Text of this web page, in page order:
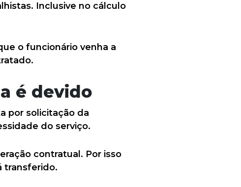
Inclusive no cálculo
o funcionário venha a
é devido
por solicitação da
do serviço.
contratual. Por isso
transferido.